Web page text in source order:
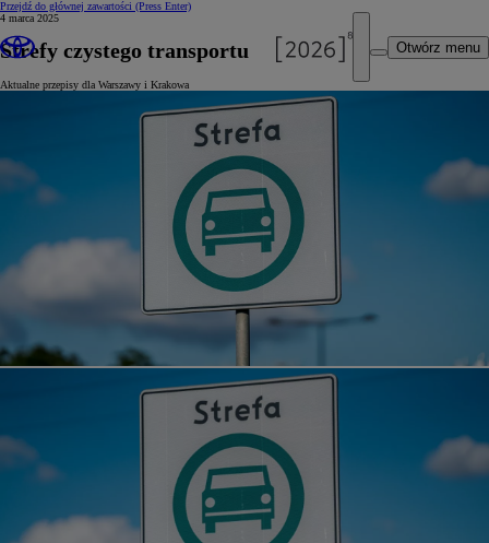
Przejdź do głównej zawartości (Press Enter)
Otwórz menu
4 marca 2025
Strefy czystego transportu
Aktualne przepisy dla Warszawy i Krakowa